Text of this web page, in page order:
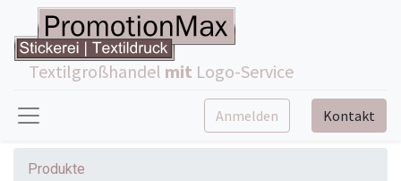
Textilgroßhandel mit Logo-Service
Anmelden Kontakt
Produkte